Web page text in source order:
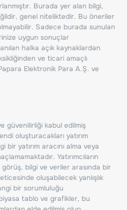
Burada yer alan bilgi,
genel niteliktedir. Bu öneriler
Sadece burada sunulan
uygun sonuçlar
halka açık kaynaklardan
ve ticari amaçlı
Elektronik Para A.Ş. ve
güvenilirliği kabul edilmiş
oluşturacakları yatırım
bir yatırım aracını alma veya
Yatırımcıların
bilgi ve veriler arasında bir
oluşabilecek yanlışlık
bir sorumluluğu
tablo ve grafikler, bu